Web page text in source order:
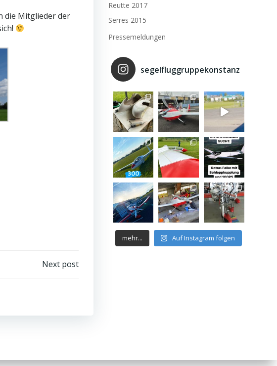
die Mitglieder der
Next post
Reutte 2017
Serres 2015
Pressemeldungen
segelfluggruppekonstanz
mehr... Auf Instagram folgen